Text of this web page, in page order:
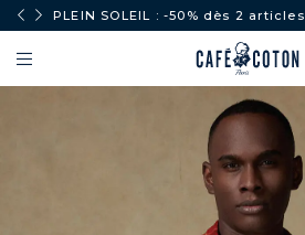
PLEIN SOLEIL : -50% dès 2 articles